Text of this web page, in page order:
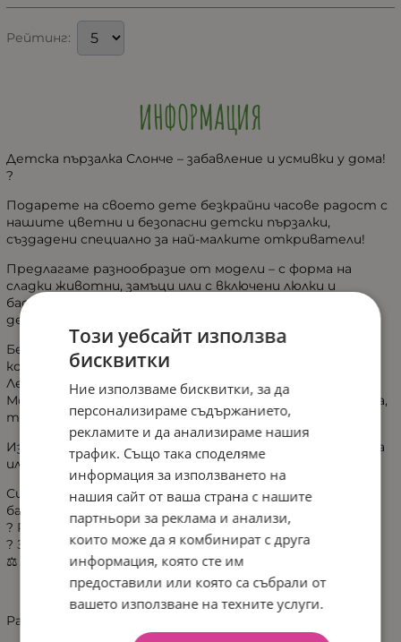
Рейтинг:
ИНФОРМАЦИЯ
Детска пързалка Слонче – забавление и усмивки у дома!
?
Подарете на своето дете безкрайни часове радост с
нашите цветни и безопасни детски пързалки,
създадени специално за най-малките откриватели!
Предлагаме разнообразие от модели – с форма на
сладки животни, замъци или с включени люлки и
баскетболни кошове – идеални за игра у дома или в
детската стая.
Безопасен дизайн – заоблени ръбове и стабилна
конструкция
Лесен монтаж и компактно съхранение
Модерен и забавен дизайн, който радва както децата,
така и родителите
Избери любимата пързалка – розова, синя, сива, бежова
или в комбинация от пастелни цветове.
Симпатична и устойчива пързалка със слонче – с
балансирани размери за удобство и безопасност.
? Размери: 166 x 59 x 72 см
? За деца 12+ месеца
⚖️ До 30 кг
Размери: 166 x 59 x 72 см
Този уебсайт използва
бисквитки
Ние използваме бисквитки, за да
персонализираме съдържанието,
рекламите и да анализираме нашия
трафик. Също така споделяме
информация за използването на
нашия сайт от ваша страна с нашите
партньори за реклама и анализи,
които може да я комбинират с друга
информация, която сте им
предоставили или която са събрали от
вашето използване на техните услуги.